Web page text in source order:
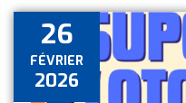
26
FÉVRIER
2026